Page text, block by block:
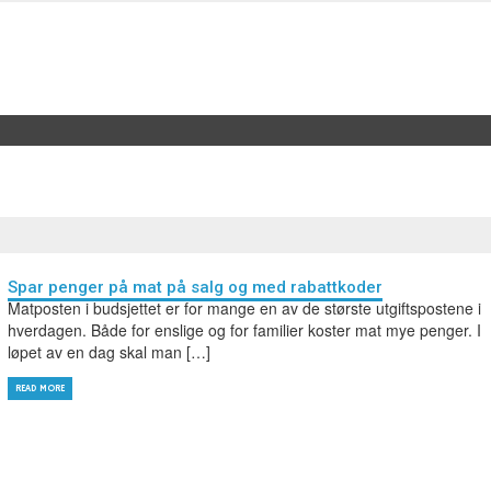
Spar penger på mat på salg og med rabattkoder
Matposten i budsjettet er for mange en av de største utgiftspostene i
hverdagen. Både for enslige og for familier koster mat mye penger. I
løpet av en dag skal man […]
READ MORE